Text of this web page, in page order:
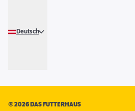
Deutsch
©2026 DAS FUTTERHAUS